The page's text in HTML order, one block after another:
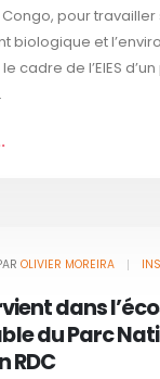
pour travailler
biologique et
cadre de l’EIES
OLIVIER MOREIRA
dans
du Parc
RDC